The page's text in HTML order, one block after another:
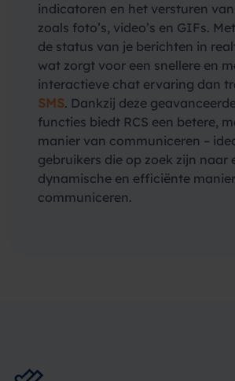
indicatoren en het versturen
zoals foto’s, video’s en GIFs.
de status van je berichten in
wat zorgt voor een snellere en
interactieve chat ervaring dan
SMS. Dankzij deze
functies biedt RCS een betere,
manier van communiceren –
gebruikers die op zoek zijn naar
dynamische en efficiënte
communiceren.